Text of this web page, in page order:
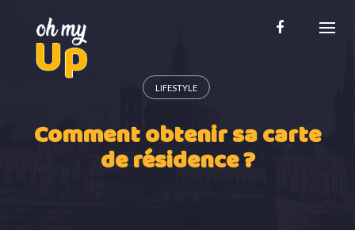
content
LIFESTYLE
Comment obtenir sa carte
de résidence ?